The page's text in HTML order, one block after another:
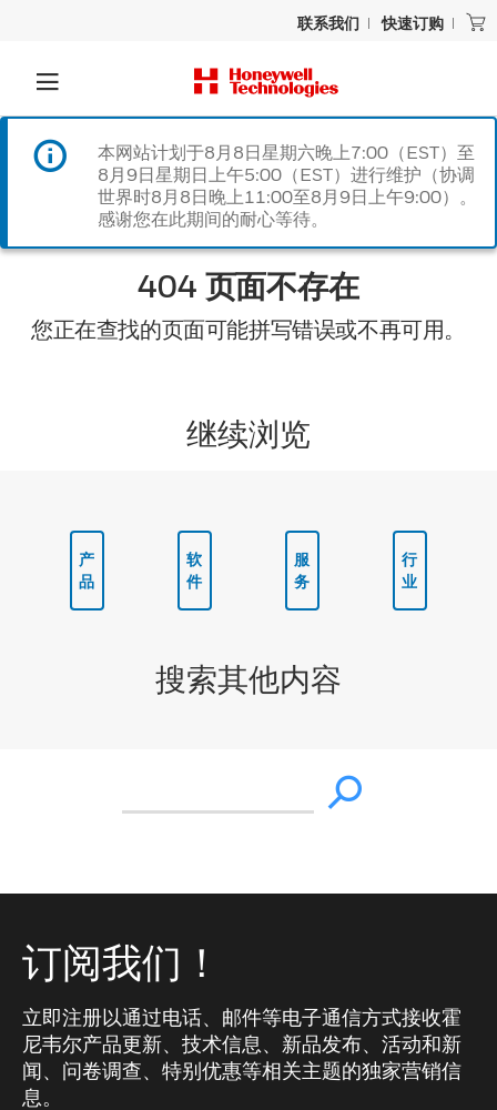
联系我们 快速订购
本网站计划于8月8日星期六晚上7:00（EST）至
8月9日星期日上午5:00（EST）进行维护（协调
世界时8月8日晚上11:00至8月9日上午9:00）。
感谢您在此期间的耐心等待。
404 页面不存在
您正在查找的页面可能拼写错误或不再可用。
继续浏览
产
品
软
件
服
务
行
业
搜索其他内容
订阅我们！
立即注册以通过电话、邮件等电子通信方式接收霍
尼韦尔产品更新、技术信息、新品发布、活动和新
闻、问卷调查、特别优惠等相关主题的独家营销信
息。